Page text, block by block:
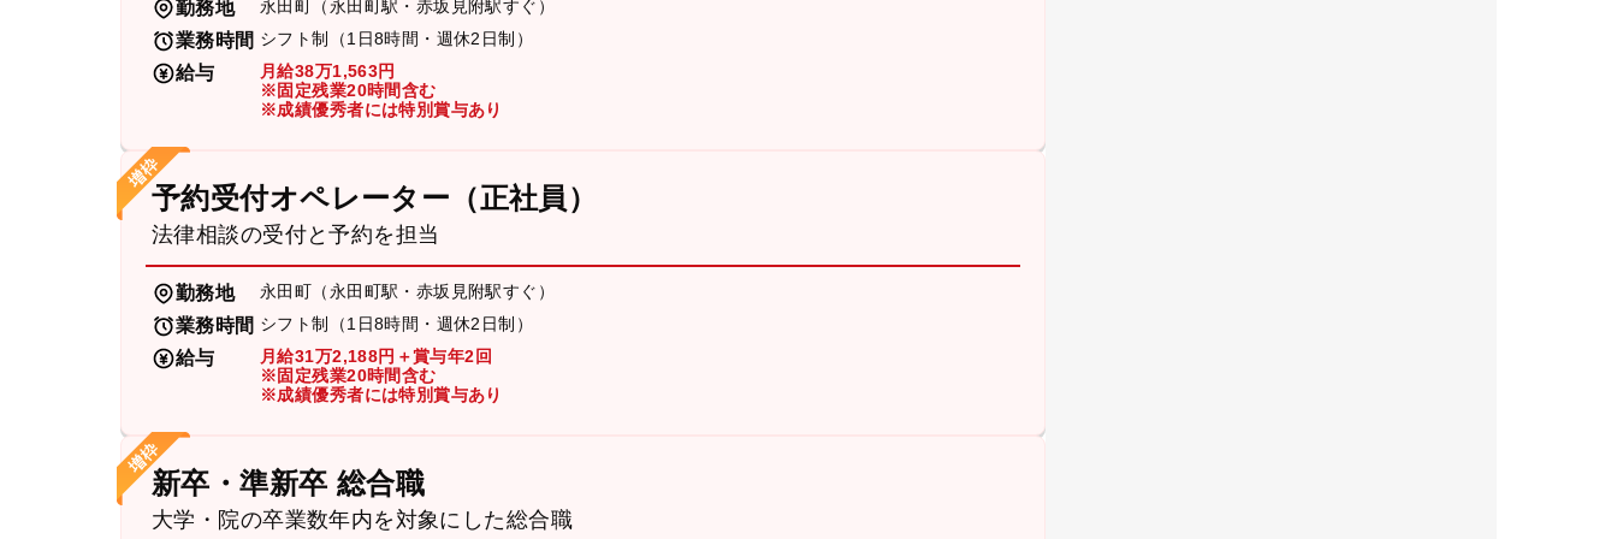
勤務地 永田町（永田町駅・赤坂見附駅すぐ）
業務時間 シフト制（1日8時間・週休2日制）
給与
月給38万1,563円
※固定残業20時間含む
※成績優秀者には特別賞与あり
予約受付オペレーター（正社員）
法律相談の受付と予約を担当
勤務地 永田町（永田町駅・赤坂見附駅すぐ）
業務時間 シフト制（1日8時間・週休2日制）
給与
月給31万2,188円＋賞与年2回
※固定残業20時間含む
※成績優秀者には特別賞与あり
新卒・準新卒 総合職
大学・院の卒業数年内を対象にした総合職